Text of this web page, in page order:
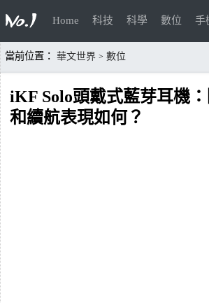
Home 科技 科學 數位 手
當前位置： 華文世界 > 數位
iKF Solo頭戴式藍芽耳機
和續航表現如何？